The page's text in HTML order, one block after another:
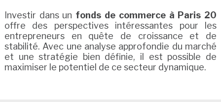
Investir dans un fonds de commerce à Paris 20
offre des perspectives intéressantes pour les
entrepreneurs en quête de croissance et de
stabilité. Avec une analyse approfondie du marché
et une stratégie bien définie, il est possible de
maximiser le potentiel de ce secteur dynamique.